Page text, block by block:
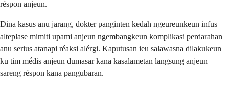
réspon anjeun.
Dina kasus anu jarang, dokter panginten kedah ngeureunkeun infus
alteplase mimiti upami anjeun ngembangkeun komplikasi perdarahan
anu serius atanapi réaksi alérgi. Kaputusan ieu salawasna dilakukeun
ku tim médis anjeun dumasar kana kasalametan langsung anjeun
sareng réspon kana pangubaran.